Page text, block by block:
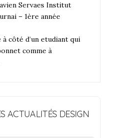
Servaes Institut
– 1ère année
à côté d’un etudiant qui
comme à
ACTUALITÉS DESIGN